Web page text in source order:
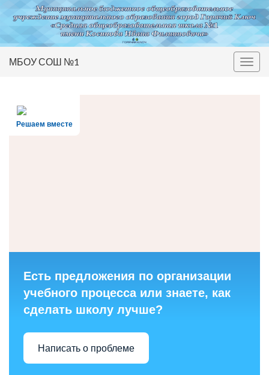
Вкл/
МБОУ СОШ №1
Решаем вместе
Есть предложения по организации
учебного процесса или знаете, как
сделать школу лучше?
Написать о проблеме